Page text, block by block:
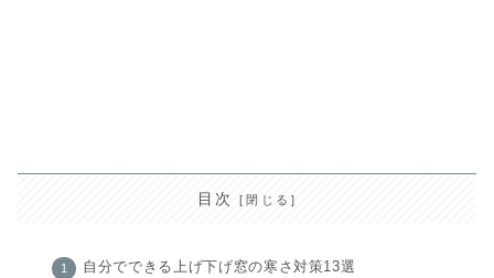
目次
自分でできる上げ下げ窓の寒さ対策13選